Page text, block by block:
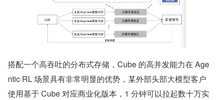
搭配一个高吞吐的分布式存储，Cube 的高并发能力在 Age
ntic RL 场景具有非常明显的优势，某外部头部大模型客户
使用基于 Cube 对应商业化版本，1 分钟可以拉起数十万实